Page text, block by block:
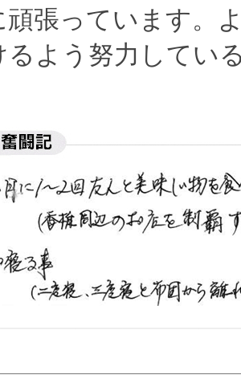
頑張っています。
るよう努力してい